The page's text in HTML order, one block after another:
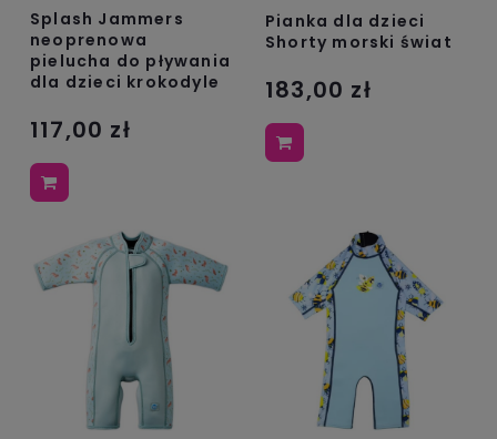
Splash Jammers
neoprenowa
pielucha do pływania
dla dzieci krokodyle
117,00 zł
Pianka dla dzieci
Shorty morski świat
183,00 zł